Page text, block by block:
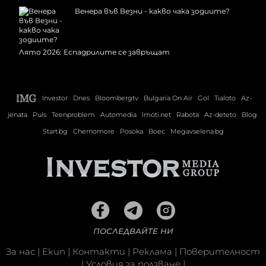
Венера във Везни - какво чака зодиите?
Лято 2026: Еспадрилите се завръщат
Investor Dnes Bloombergtv Bulgaria On Air Gol Tialoto
Az-
jenata
Puls Teenproblem Automedia Imoti.net Rabota Az-deteto
Blog
Start.bg
Chernomore Posoka Boec Megavselena.bg
ПОСЛЕДВАЙТЕ НИ
За нас | Екип | Контакти | Реклама | Поверителност